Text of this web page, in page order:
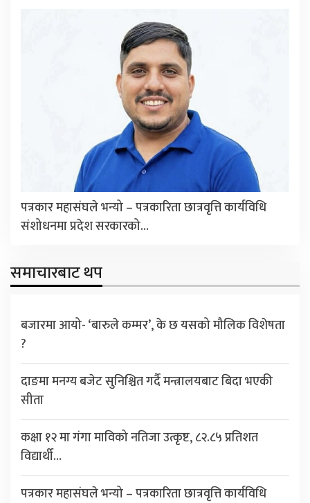
पत्रकार महासंघले भन्यो – पत्रकारिता छात्रवृत्ति कार्यविधि
संशोधनमा प्रदेश सरकारको…
समाचारबाट थप
बजारमा आयो- ‘बारुले कम्मर’, के छ यसको मौलिक विशेषता
?
दाङमा मनग्य बजेट सुनिश्चित गर्दै मन्त्रालयबाट बिदा भएकी
सीता
कक्षा १२ मा गंगा माविको नतिजा उत्कृष्ट, ८२.८५ प्रतिशत
विद्यार्थी…
पत्रकार महासंघले भन्यो – पत्रकारिता छात्रवृत्ति कार्यविधि